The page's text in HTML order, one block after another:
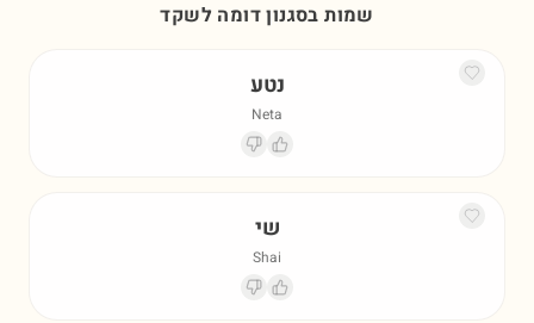
שמות בסגנון דומה לשקד
נטע
Neta
שי
Shai